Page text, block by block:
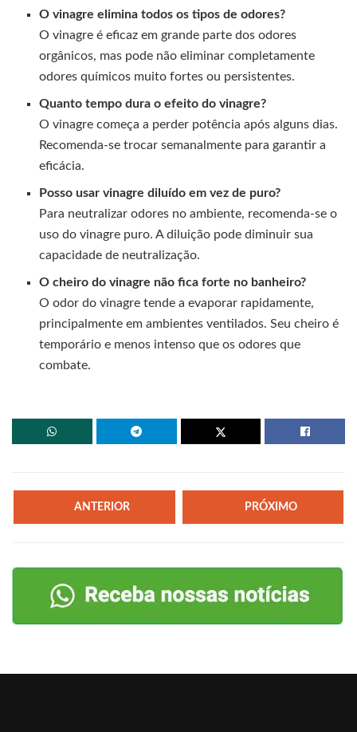
O vinagre elimina todos os tipos de odores?
O vinagre é eficaz em grande parte dos odores
orgânicos, mas pode não eliminar completamente
odores químicos muito fortes ou persistentes.
Quanto tempo dura o efeito do vinagre?
O vinagre começa a perder potência após alguns dias.
Recomenda-se trocar semanalmente para garantir a
eficácia.
Posso usar vinagre diluído em vez de puro?
Para neutralizar odores no ambiente, recomenda-se o
uso do vinagre puro. A diluição pode diminuir sua
capacidade de neutralização.
O cheiro do vinagre não fica forte no banheiro?
O odor do vinagre tende a evaporar rapidamente,
principalmente em ambientes ventilados. Seu cheiro é
temporário e menos intenso que os odores que
combate.
ANTERIOR PRÓXIMO